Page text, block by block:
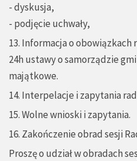
- dyskusja,
- podjęcie uchwały,
13. Informacja o obowiązkach
24h ustawy o samorządzie
majątkowe.
14. Interpelacje i zapytania
15. Wolne wnioski i zapytania.
16. Zakończenie obrad sesji
Proszę o udział w obradach